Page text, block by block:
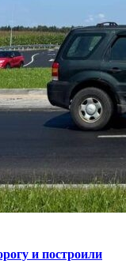
и построили